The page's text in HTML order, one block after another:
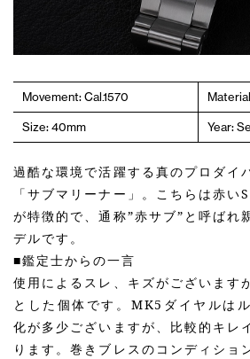
Movement: Cal.1570
Size: 40mm Year:
過酷な環境で活躍する真のプロダイ
「サブマリーナー」。こちらは赤
が特徴的で、通称”赤サブ”と呼ばれ
デルです。
■鑑定士からの一言
使用によるスレ、キズがございます
とした個体です。MK5ダイヤルは
化が多少ございますが、比較的キレ
ります。巻きブレスのコンディショ